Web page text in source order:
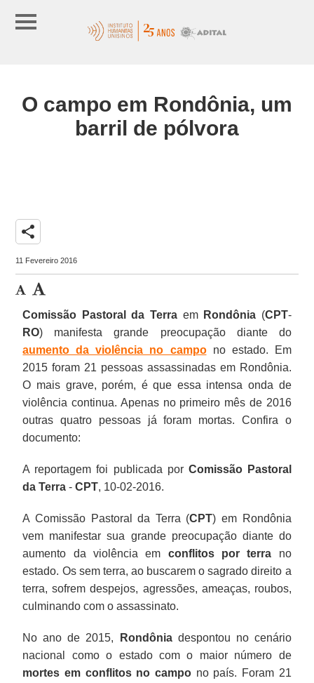
O campo em Rondônia, um
barril de pólvora
share
11 Fevereiro 2016
Comissão Pastoral da Terra em Rondônia (CPT-
RO) manifesta grande preocupação diante do
aumento da violência no campono estado. Em
2015 foram 21 pessoas assassinadas em Rondônia.
O mais grave, porém, é que essa intensa onda de
violência continua. Apenas no primeiro mês de 2016
outras quatro pessoas já foram mortas. Confira o
documento:
A reportagem foi publicada por Comissão Pastoral
da Terra -CPT, 10-02-2016.
A Comissão Pastoral da Terra (CPT) em Rondônia
vem manifestar sua grande preocupação diante do
aumento da violência em conflitos por terra no
estado. Os sem terra, ao buscarem o sagrado direito a
terra, sofrem despejos, agressões, ameaças, roubos,
culminando com o assassinato.
No ano de 2015, Rondôniadespontou no cenário
nacional como o estado com o maior número de
mortes em conflitos no campo no país. Foram 21